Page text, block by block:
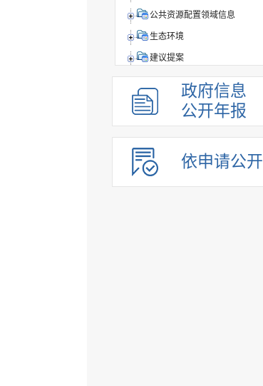
公共资源配置领域信息
生态环境
建议提案
组织管理
应急管理
重点领域
法制政府建设工作年报
政府信息
公开年报
依申请公开